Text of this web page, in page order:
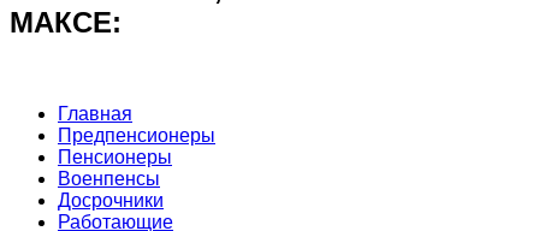
МАКСЕ:
Главная
Предпенсионеры
Пенсионеры
Военпенсы
Досрочники
Работающие